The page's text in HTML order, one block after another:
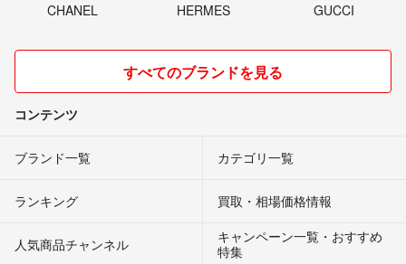
CHANEL HERMES GUCCI
すべてのブランドを見る
コンテンツ
ブランド一覧 カテゴリ一覧
ランキング 買取・相場価格情報
人気商品チャンネル
キャンペーン一覧・おすすめ
特集